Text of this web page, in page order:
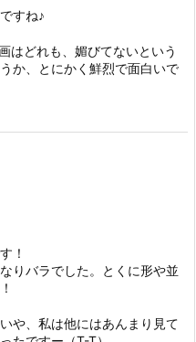
すね♪
はどれも、媚びてないという
か、とにかく鮮烈で面白いで
！
りバラでした。とくに形や並
や、私は他にはあんまり見て